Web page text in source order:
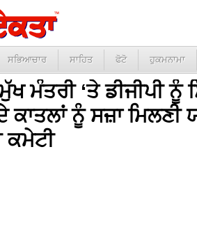
ਸਭਿਆਚਾਰ ਸਾਹਿਤ ਫੋਟੋ ਹੁਕਮਨਾਮਾ
ਮੰਤਰੀ ‘ਤੇ ਡੀਜੀਪੀ
ਕਾਤਲਾਂ ਨੂੰ ਸਜ਼ਾ ਮਿਲਣੀ
ਕਮੇਟੀ